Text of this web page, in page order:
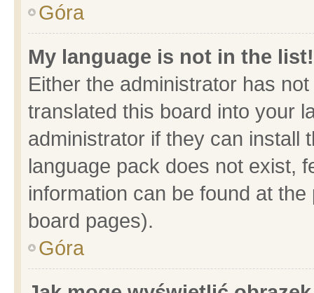
Góra
My language is not in the list!
Either the administrator has
translated this board into your
administrator if they can install
language pack does not exist,
information can be found at
board pages).
Góra